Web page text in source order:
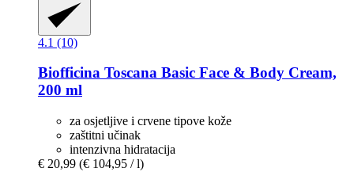
4.1 (10)
Biofficina Toscana Basic Face & Body Cream,
200 ml
za osjetljive i crvene tipove kože
zaštitni učinak
intenzivna hidratacija
€ 20,99 (€ 104,95 / l)